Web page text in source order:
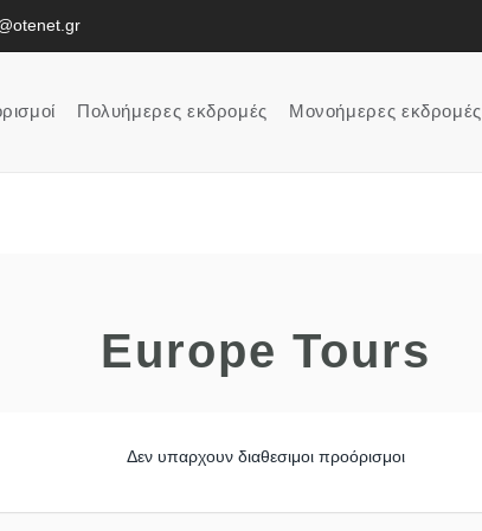
Πολυήμερες εκδρομές Μονοήμερες εκδρομές
Europe Tours
Δεν υπαρχουν διαθεσιμοι προόρισμοι